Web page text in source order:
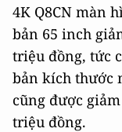
4K Q8CN màn
bản 65 inch
triệu đồng, tức
bản kích thước
cũng được
triệu đồng.